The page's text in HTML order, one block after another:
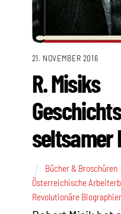
21. NOVEMBER 2016
R. Misiks
seltsamer
Bücher & Broschüren,
Österreichische
Revolutionäre